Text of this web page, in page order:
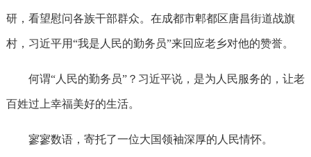
研，看望慰问各族干部群众。在成都市郫都区唐昌街道战旗
村，习近平用“我是人民的勤务员”来回应老乡对他的赞誉。
何谓“人民的勤务员”？习近平说，是为人民服务的，让老
百姓过上幸福美好的生活。
寥寥数语，寄托了一位大国领袖深厚的人民情怀。